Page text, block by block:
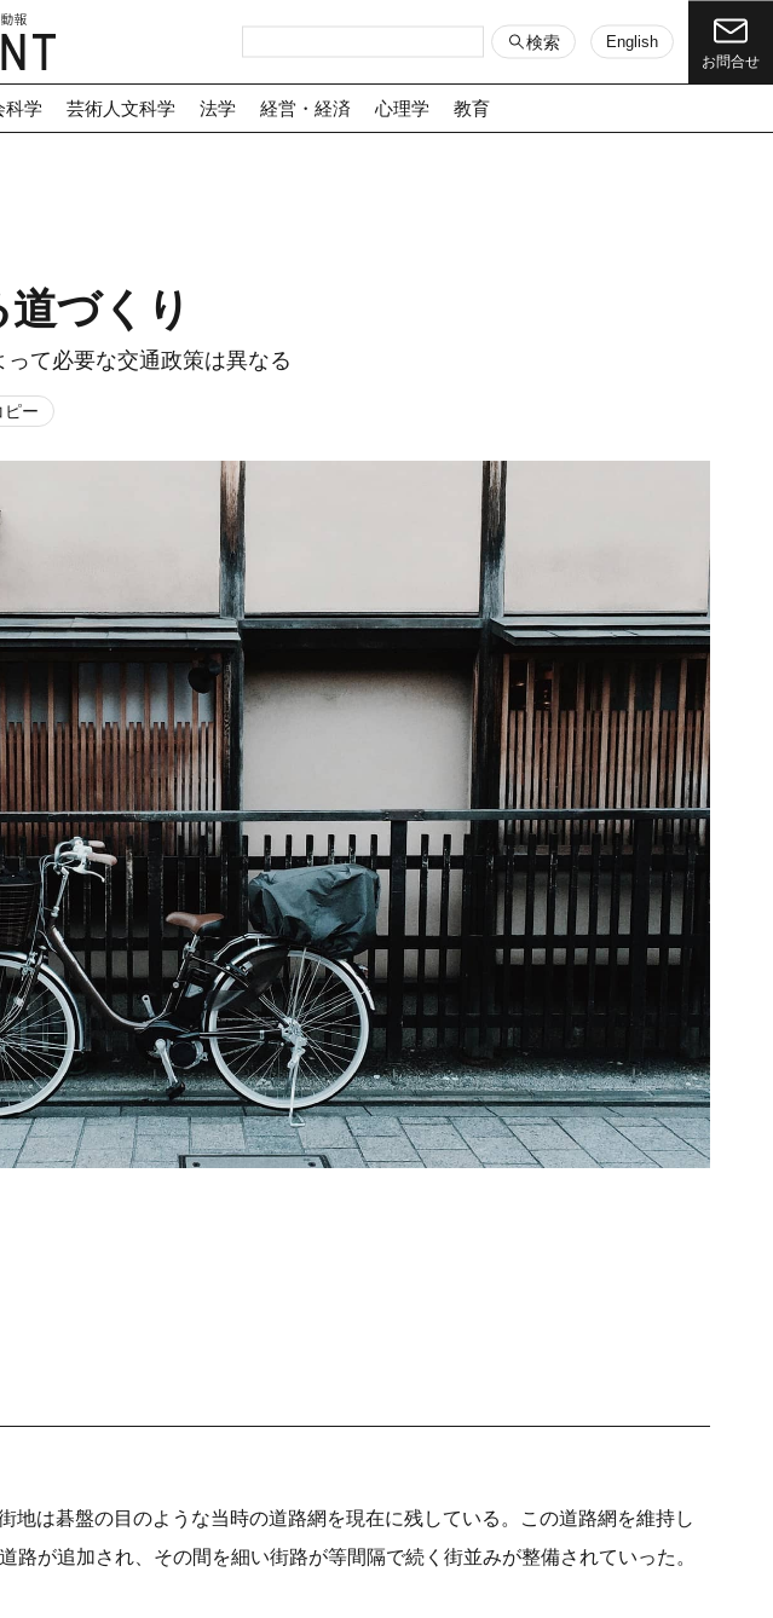
検索 English
お問合せ
科学 芸術人文科学 法学 経営・経済 心理学 教育
づくり
て必要な交通政策は異なる
ピー
地は碁盤の目のような当時の道路網を現在に残している。この道路網を維持し
路が追加され、その間を細い街路が等間隔で続く街並みが整備されていった。